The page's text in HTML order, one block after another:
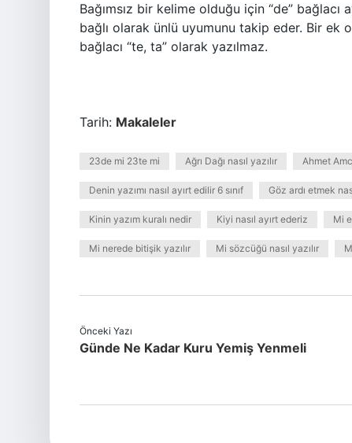
Bağımsız bir kelime olduğu için “de” bağlacı
bağlı olarak ünlü uyumunu takip eder. Bir ek
bağlacı “te, ta” olarak yazılmaz.
Tarih: Makaleler
23de mi 23te mi Ağrı Dağı nasıl yazılır Ahmet
Denin yazımı nasıl ayırt edilir 6 sınıf Göz ardı etmek
Kinin yazım kuralı nedir Kiyi nasıl ayırt ederiz Mi
Mi nerede bitişik yazılır Mi sözcüğü nasıl yazılır
Önceki Yazı
Günde Ne Kadar Kuru Yemiş Yenmeli